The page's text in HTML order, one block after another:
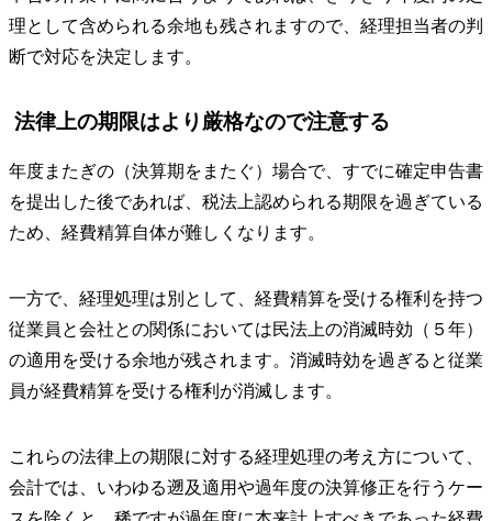
理として含められる余地も残されますので、経理担当者の判
断で対応を決定します。
法律上の期限はより厳格なので注意する
年度またぎの（決算期をまたぐ）場合で、すでに確定申告書
を提出した後であれば、税法上認められる期限を過ぎている
ため、経費精算自体が難しくなります。
一方で、経理処理は別として、経費精算を受ける権利を持つ
従業員と会社との関係においては民法上の消滅時効（５年）
の適用を受ける余地が残されます。消滅時効を過ぎると従業
員が経費精算を受ける権利が消滅します。
これらの法律上の期限に対する経理処理の考え方について、
会計では、いわゆる遡及適用や過年度の決算修正を行うケー